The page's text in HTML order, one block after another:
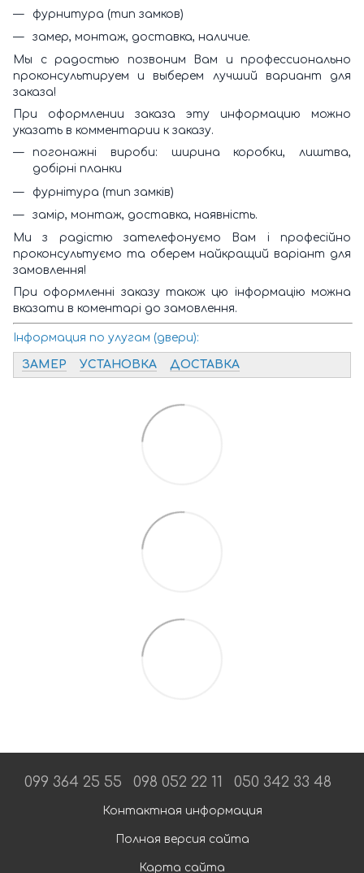
фурнитура (тип замков)
замер, монтаж, доставка, наличие.
Мы с радостью позвоним Вам и профессионально
проконсультируем и выберем лучший вариант для
заказа!
При оформлении заказа эту информацию можно
указать в комментарии к заказу.
погонажні вироби: ширина коробки, лиштва,
добірні планки
фурнітура (тип замків)
замір, монтаж, доставка, наявність.
Ми з радістю зателефонуємо Вам і професійно
проконсультуємо та оберем найкращий варіант для
замовлення!
При оформленні заказу також цю інформацію можна
вказати в коментарі до замовлення.
Інформация по улугам (двери):
ЗАМЕР УСТАНОВКА ДОСТАВКА
099 364 25 55 098 052 22 11 050 342 33 48
Контактная информация
Полная версия сайта
Карта сайта